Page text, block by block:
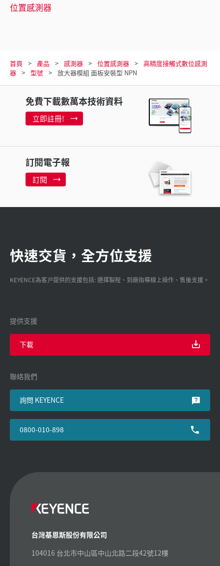
位置感測器
首頁 產品 感測器 位置感測器
高精度接觸式數位感測
器
型號 放大器模組 面板安裝型 NPN
免費下載數萬本技術資料
立即註冊!
訂閱電子報
訂閱
快速交貨，全方位支援
KEYENCE為客戸提供的支援包括: 選擇製程、到廠指導線上操作、售後支援。
提供支援
下載
聯絡我們
詢問 KEYENCE
0800-010-898
台灣基恩斯股份有限公司
104016 台北市中山區中山北路二段42號12樓